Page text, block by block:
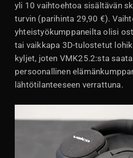
yli 10 vaihtoehtoa sisältävän
turvin (parihinta 29,90 €).
yhteistyökumppaneilta olisi
tai vaikkapa 3D-tulostetut
kyljet, joten VMK25.2:sta
persoonallinen
lähtötilanteeseen verrattuna.